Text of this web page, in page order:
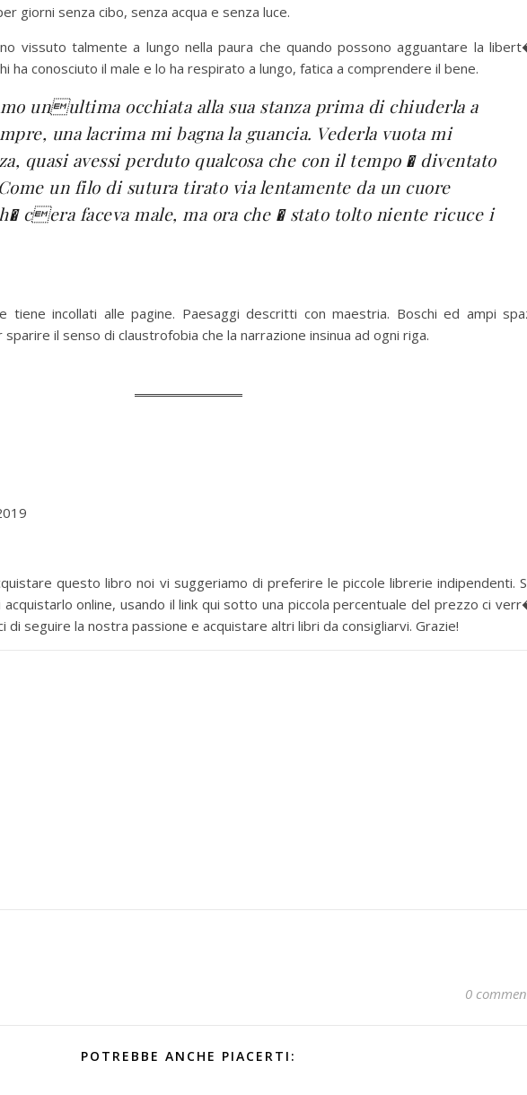
giorni senza cibo, senza acqua e senza luce.
vissuto talmente a lungo nella paura che quando possono agguantare la
ha conosciuto il male e lo ha respirato a lungo, fatica a comprendere il bene.
unultima occhiata alla sua stanza prima di chiuderla a
una lacrima mi bagna la guancia. Vederla vuota mi
quasi avessi perduto qualcosa che con il tempo � diventato
un filo di sutura tirato via lentamente da un cuore
cera faceva male, ma ora che � stato tolto niente ricuce i
tiene incollati alle pagine. Paesaggi descritti con maestria. Boschi ed ampi
il senso di claustrofobia che la narrazione insinua ad ogni riga.
questo libro noi vi suggeriamo di preferire le piccole librerie indipendenti.
online, usando il link qui sotto una piccola percentuale del prezzo ci
seguire la nostra passione e acquistare altri libri da consigliarvi. Grazie!
0
POTREBBE ANCHE PIACERTI: